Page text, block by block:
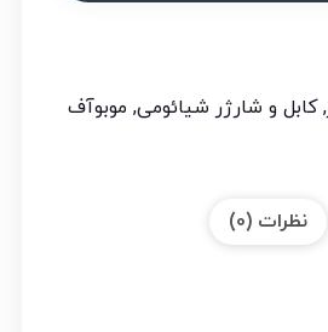
,کابل و شارژر شیائومی, موبوآف
نظرات (0)